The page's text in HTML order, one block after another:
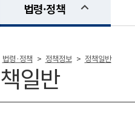
법령·정책
법령·정책 > 정책정보 > 정책일반
일반